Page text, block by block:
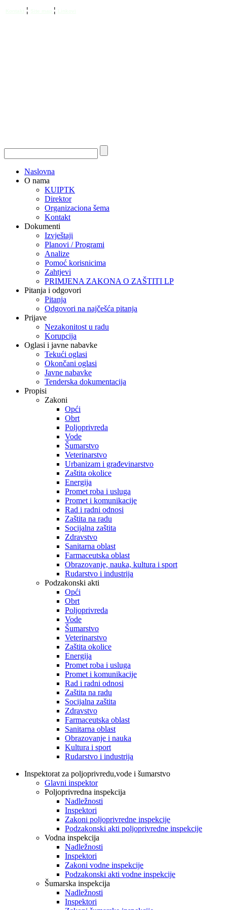
¦ ¦
Naslovna
O nama
KUIPTK
Direktor
Organizaciona šema
Kontakt
Dokumenti
Izvještaji
Planovi / Programi
Analize
Pomoć korisnicima
Zahtjevi
PRIMJENA ZAKONA O ZAŠTITI LP
Pitanja i odgovori
Pitanja
Odgovori na najčešća pitanja
Prijave
Nezakonitost u radu
Korupcija
Oglasi i javne nabavke
Tekući oglasi
Okončani oglasi
Javne nabavke
Tenderska dokumentacija
Propisi
Zakoni
Opći
Obrt
Poljoprivreda
Vode
Šumarstvo
Veterinarstvo
Urbanizam i građevinarstvo
Zaštita okolice
Energija
Promet roba i usluga
Promet i komunikacije
Rad i radni odnosi
Zaštita na radu
Socijalna zaštita
Zdravstvo
Sanitarna oblast
Farmaceutska oblast
Obrazovanje, nauka, kultura i sport
Rudarstvo i industrija
Podzakonski akti
Opći
Obrt
Poljoprivreda
Vode
Šumarstvo
Veterinarstvo
Zaštita okolice
Energija
Promet roba i usluga
Promet i komunikacije
Rad i radni odnosi
Zaštita na radu
Socijalna zaštita
Zdravstvo
Farmaceutska oblast
Sanitarna oblast
Obrazovanje i nauka
Kultura i sport
Rudarstvo i industrija
Inspektorat za poljoprivredu,vode i šumarstvo
Glavni inspektor
Poljoprivredna inspekcija
Nadležnosti
Inspektori
Zakoni poljoprivredne inspekcije
Podzakonski akti poljoprivredne inspekcije
Vodna inspekcija
Nadležnosti
Inspektori
Zakoni vodne inspekcije
Podzakonski akti vodne inspekcije
Šumarska inspekcija
Nadležnosti
Inspektori